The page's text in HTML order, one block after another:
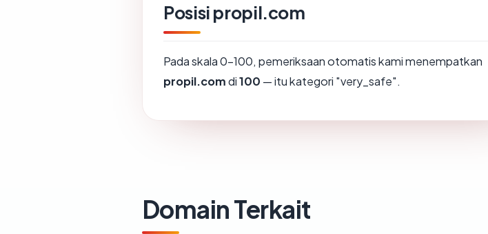
Posisi propil.com
Pada skala 0-100, pemeriksaan otomatis kami menempatkan
propil.comdi100 — itu kategori "very_safe".
Domain Terkait